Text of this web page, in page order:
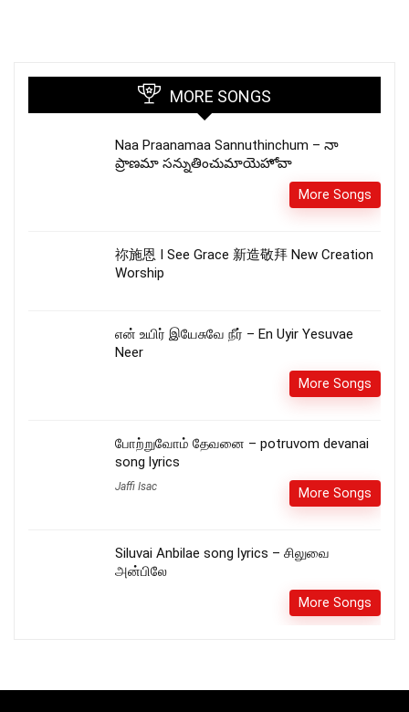
MORE SONGS
Naa Praanamaa Sannuthinchum – నా
ప్రాణమా సన్నుతించుమాయెహోవా
More Songs
祢施恩 I See Grace 新造敬拜 New Creation
Worship
என் உயிர் இயேசுவே நீர் – En Uyir Yesuvae
Neer
More Songs
போற்றுவோம் தேவனை – potruvom devanai
song lyrics
Jaffi Isac More Songs
Siluvai Anbilae song lyrics – சிலுவை
அன்பிலே
More Songs